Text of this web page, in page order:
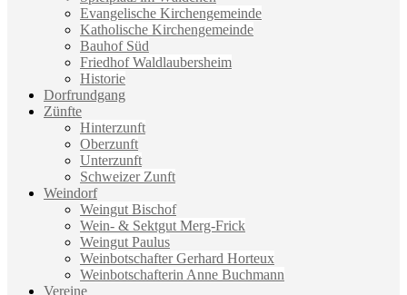
Evangelische Kirchengemeinde
Katholische Kirchengemeinde
Bauhof Süd
Friedhof Waldlaubersheim
Historie
Dorfrundgang
Zünfte
Hinterzunft
Oberzunft
Unterzunft
Schweizer Zunft
Weindorf
Weingut Bischof
Wein- & Sektgut Merg-Frick
Weingut Paulus
Weinbotschafter Gerhard Horteux
Weinbotschafterin Anne Buchmann
Vereine